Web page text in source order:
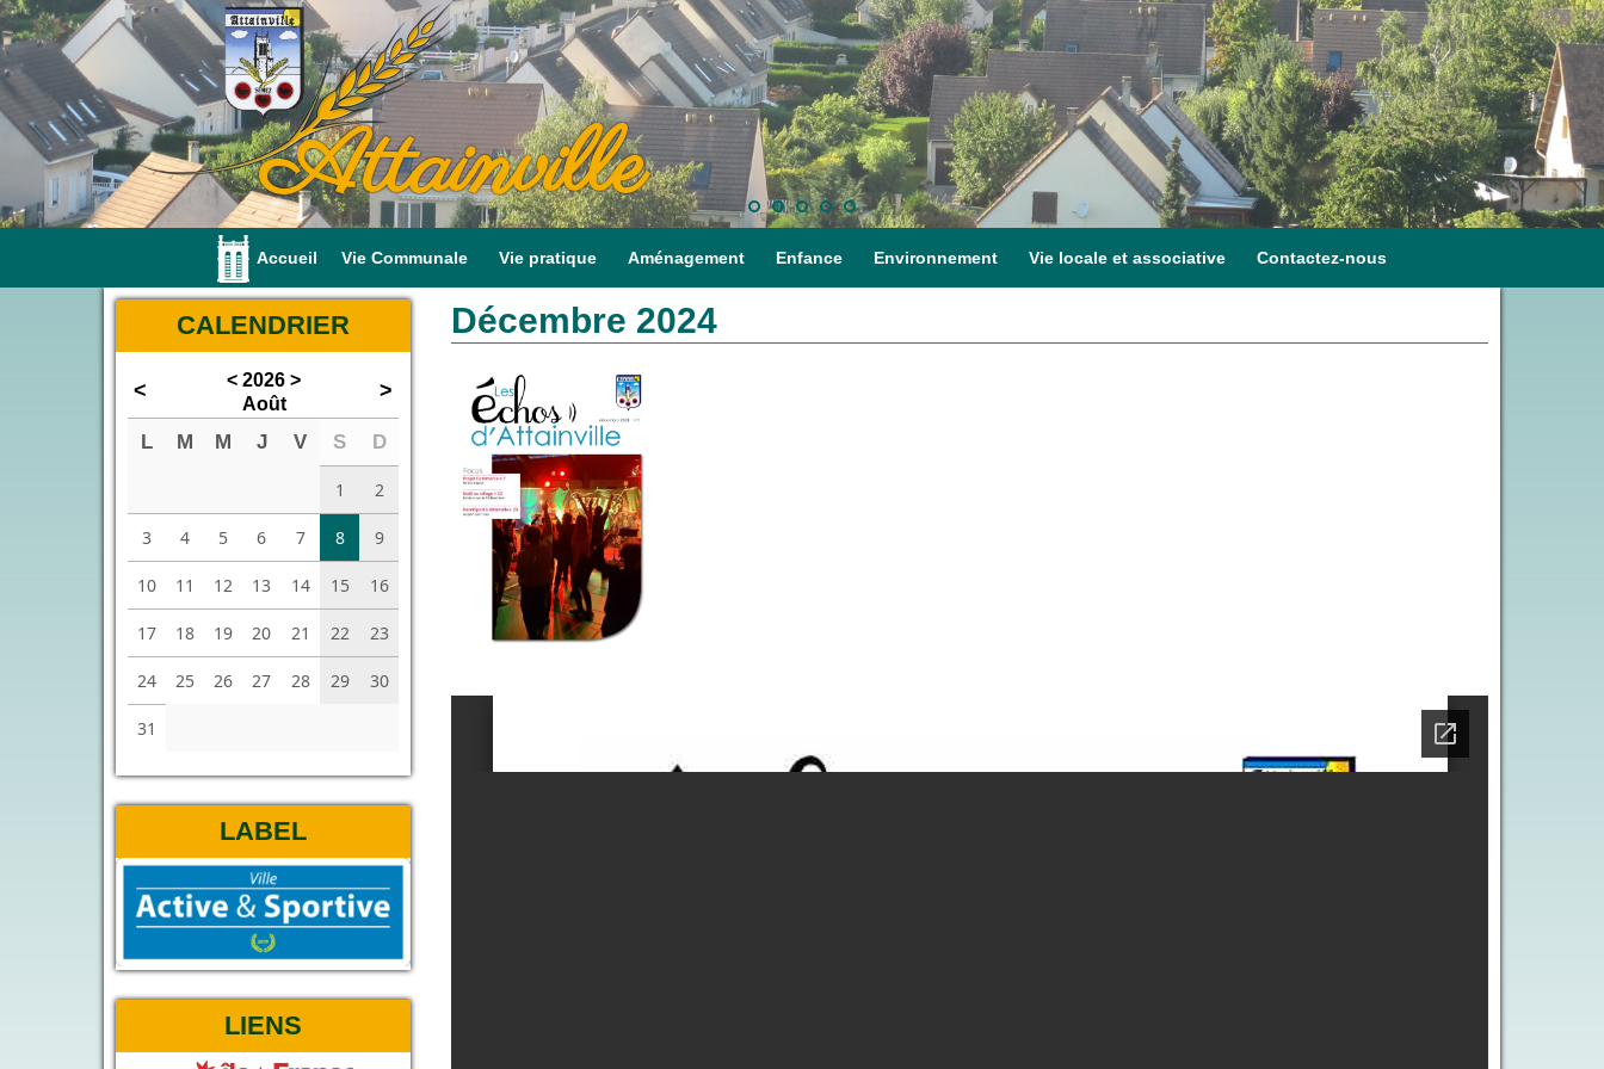
Attainville
Accueil Vie Communale Vie pratique Aménagement Enfance Environnement Vie locale et associative Contactez-nous
Décembre 2024
CALENDRIER
< < 2026 >
Août
>
L M M J V S D
1 2
3 4 5 6 7 8 9
10 11 12 13 14 15 16
17 18 19 20 21 22 23
24 25 26 27 28 29 30
31
LABEL
LIENS